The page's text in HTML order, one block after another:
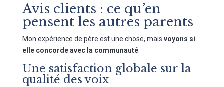
Avis clients : ce qu’en
pensent les autres parents
Mon expérience de père est une chose, mais voyons si
elle concorde avec la communauté.
Une satisfaction globale sur la
qualité des voix